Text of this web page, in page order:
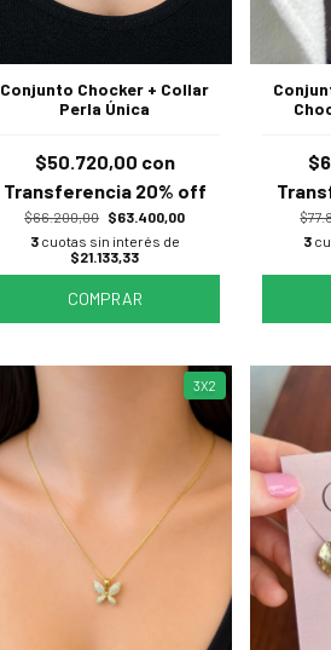
Conjunto Chocker + Collar
Perla Única
$66.200,00 $63.400,00
$50.720,00 con
Transferencia 20% off
3 cuotas sin interés de
$21.133,33
COMPRAR
3
3X2